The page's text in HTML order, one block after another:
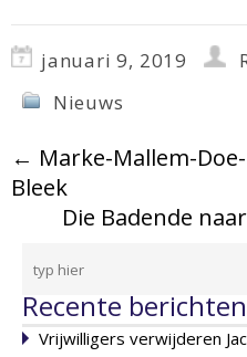
januari 9, 2019
Nieuws
← Marke-Mallem-
Bleek
Die Badende
Recente berichten
Vrijwilligers verwijderen